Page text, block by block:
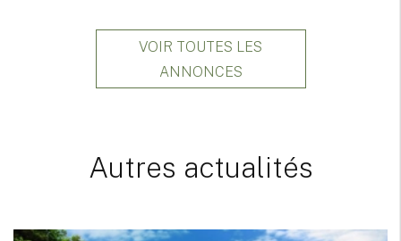
VOIR TOUTES LES
ANNONCES
Autres actualités